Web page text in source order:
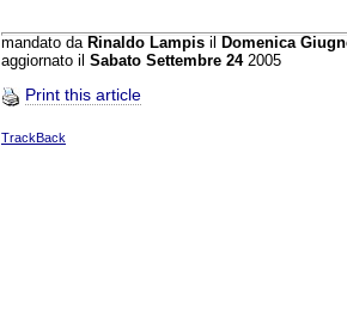
mandato da Rinaldo Lampis il Domenica
aggiornato il Sabato Settembre 242005
Print this article
TrackBack